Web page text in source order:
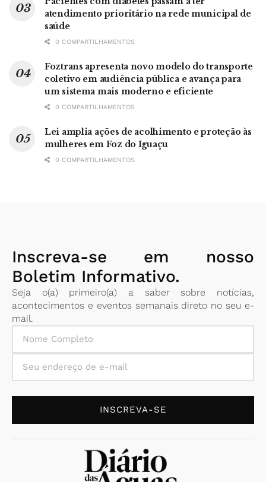
atendimento prioritário na rede municipal de
saúde
0 COMPARTILHAMENTOS
Foztrans apresenta novo modelo do transporte
coletivo em audiência pública e avança para
um sistema mais moderno e eficiente
0 COMPARTILHAMENTOS
Lei amplia ações de acolhimento e proteção às
mulheres em Foz do Iguaçu
0 COMPARTILHAMENTOS
Inscreva-se em nosso
Boletim Informativo.
Seja o(a) primeiro(a) a saber sobre notícias,
acontecimentos e eventos semanais direto no seu e-
mail.
INSCREVA-SE